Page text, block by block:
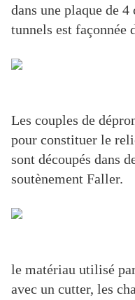
dans une plaque de
tunnels est façonnée
Les couples de
pour constituer le
sont découpés dans
soutènement Faller.
le matériau utilisé
avec un cutter, les